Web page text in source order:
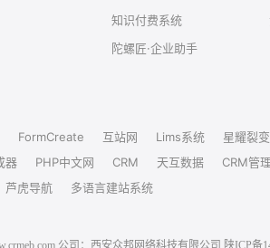
知识付费系统
陀螺匠·企业助手
FormCreate 互站网 Lims系统 星耀裂变
器
PHP中文网 CRM 天互数据 CRM管
芦虎导航
多语言建站系统
公司：西安众邦网络科技有限公司 陕ICP备